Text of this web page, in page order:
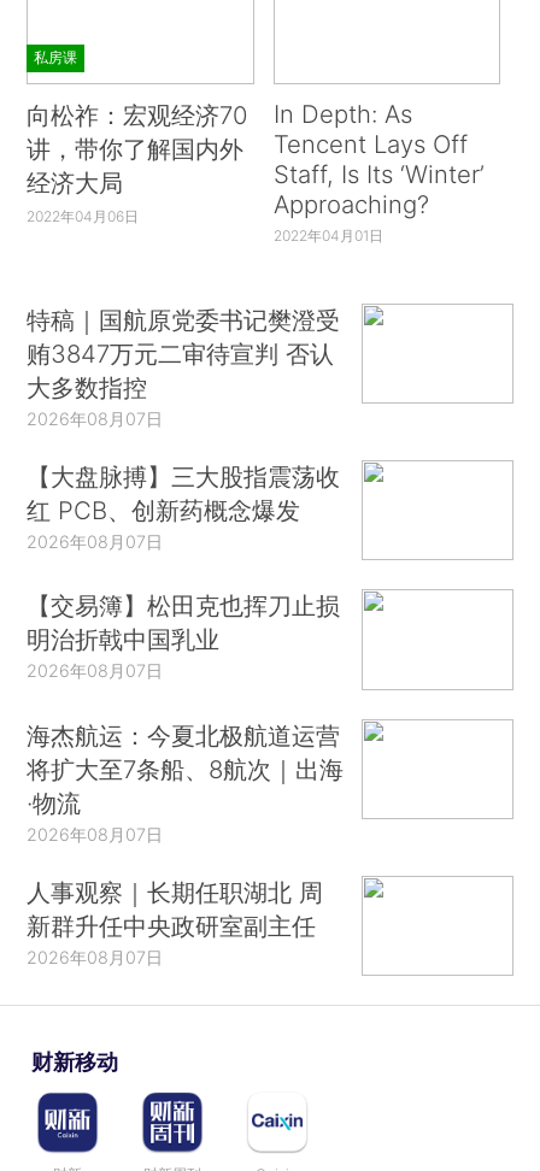
私房课
向松祚：宏观经济70
讲，带你了解国内外
经济大局
2022年04月06日
In Depth: As
Tencent Lays Off
Staff, Is Its ‘Winter’
Approaching?
2022年04月01日
特稿｜国航原党委书记樊澄受
贿3847万元二审待宣判 否认
大多数指控
2026年08月07日
【大盘脉搏】三大股指震荡收
红 PCB、创新药概念爆发
2026年08月07日
【交易簿】松田克也挥刀止损
明治折戟中国乳业
2026年08月07日
海杰航运：今夏北极航道运营
将扩大至7条船、8航次｜出海
·物流
2026年08月07日
人事观察｜长期任职湖北 周
新群升任中央政研室副主任
2026年08月07日
财新移动